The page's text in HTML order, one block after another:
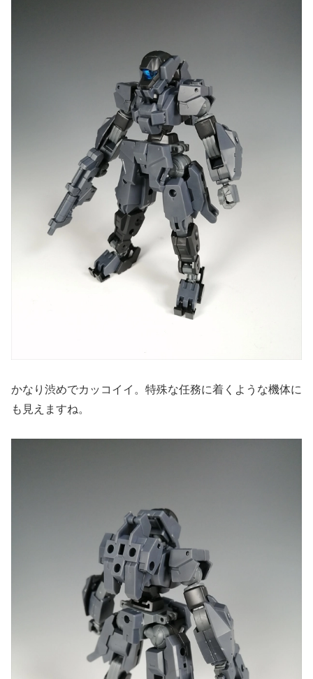
かなり渋めでカッコイイ。特殊な任務に着くような機体に
も見えますね。